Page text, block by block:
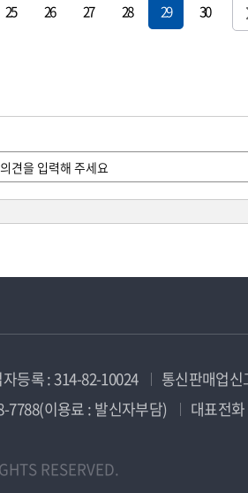
25 26 27 28 29 30
등록 : 314-82-10024
통신판매업
7788(이용료 : 발신자부담)
대표전
RESERVED.